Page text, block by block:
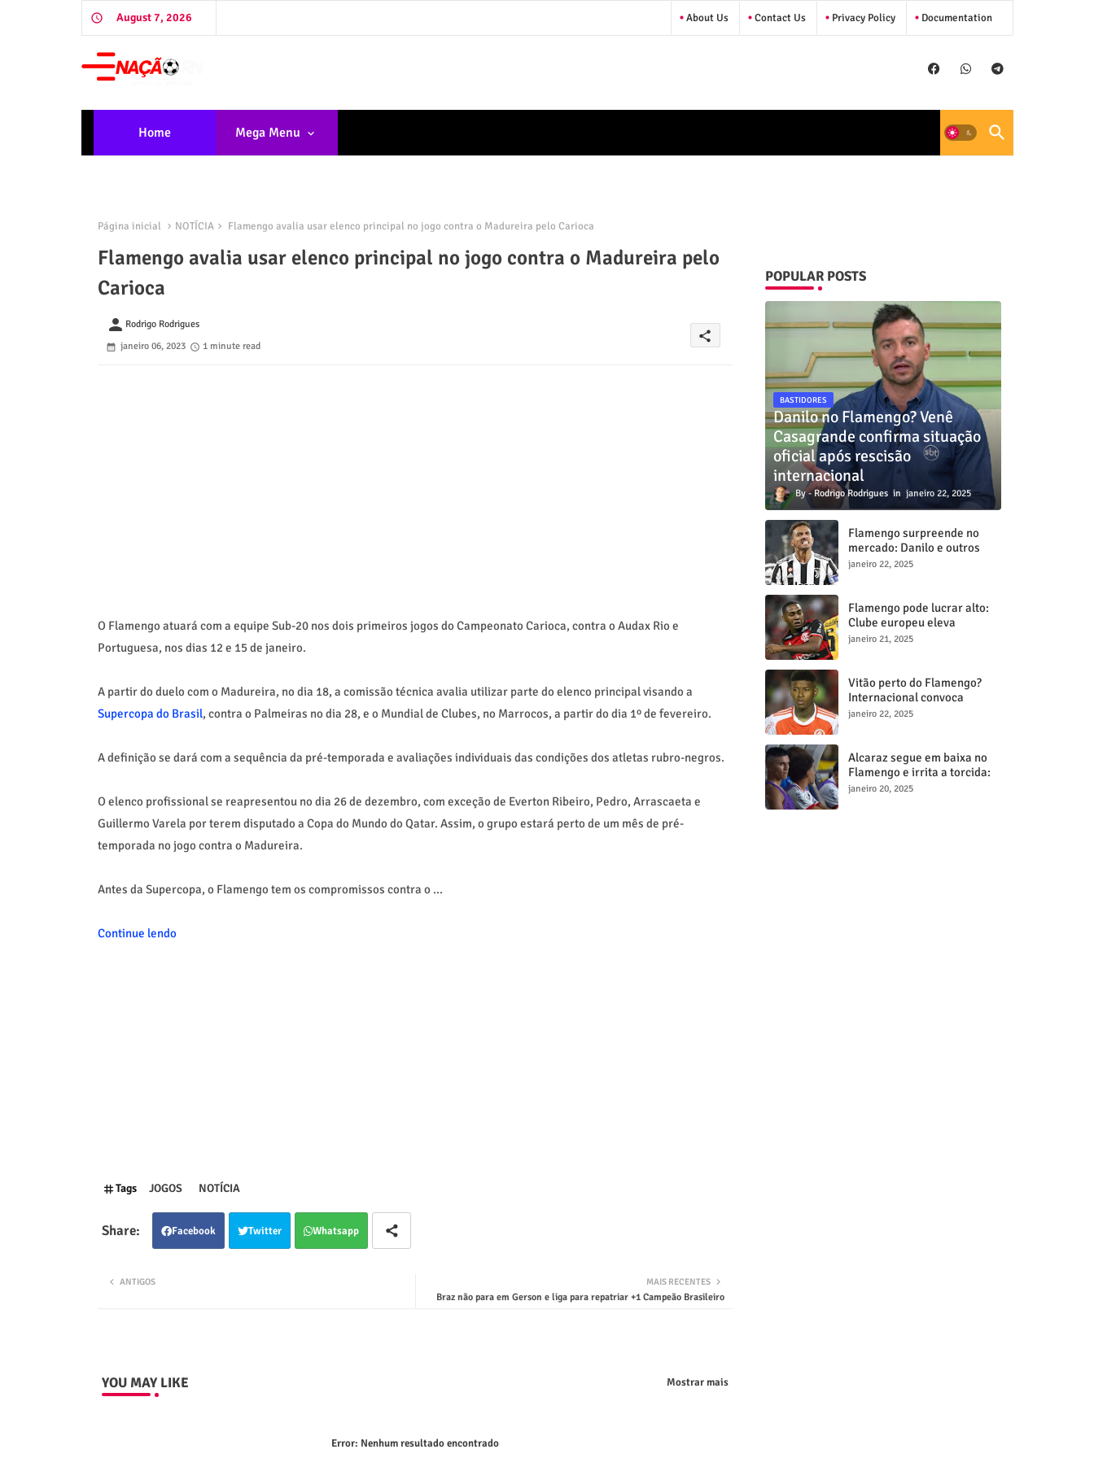
August 7, 2026 About Us Contact Us Privacy Policy Documentation
Home Mega Menu
Página inicial NOTÍCIA Flamengo avalia usar elenco principal no jogo contra o Madureira pelo Carioca
Flamengo avalia usar elenco principal no jogo contra o Madureira pelo
Carioca
person Rodrigo Rodrigues
janeiro 06, 2023
1 minute read
share
O Flamengo atuará com a equipe Sub-20 nos dois primeiros jogos do Campeonato Carioca, contra o Audax Rio e
Portuguesa, nos dias 12 e 15 de janeiro.
A partir do duelo com o Madureira, no dia 18, a comissão técnica avalia utilizar parte do elenco principal visando a
Supercopa do Brasil, contra o Palmeiras no dia 28, e o Mundial de Clubes, no Marrocos, a partir do dia 1º de fevereiro.
A definição se dará com a sequência da pré-temporada e avaliações individuais das condições dos atletas rubro-negros.
O elenco profissional se reapresentou no dia 26 de dezembro, com exceção de Everton Ribeiro, Pedro, Arrascaeta e
Guillermo Varela por terem disputado a Copa do Mundo do Qatar. Assim, o grupo estará perto de um mês de pré-
temporada no jogo contra o Madureira.
Antes da Supercopa, o Flamengo tem os compromissos contra o ...
Continue lendo
Tags JOGOS NOTÍCIA
Facebook Twitter Whatsapp
MAIS RECENTES
Braz não para em Gerson e liga para repatriar +1 Campeão Brasileiro
ANTIGOS
YOU MAY LIKE Mostrar mais
Error: Nenhum resultado encontrado
POPULAR POSTS
BASTIDORES
Danilo no Flamengo? Venê
Casagrande confirma situação
oficial após rescisão
internacional
Rodrigo Rodrigues janeiro 22, 2025
Flamengo surpreende no
mercado: Danilo e outros
dois craques estão a
janeiro 22, 2025
Flamengo pode lucrar alto:
Clube europeu eleva
proposta por Lorran para R$
janeiro 21, 2025
Vitão perto do Flamengo?
Internacional convoca
reunião decisiva para tentar
janeiro 22, 2025
Alcaraz segue em baixa no
Flamengo e irrita a torcida:
"Maior contratação, menor
janeiro 20, 2025